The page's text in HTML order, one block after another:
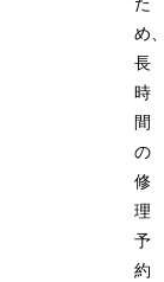
た
め
長
時
間
の
修
理
予
約